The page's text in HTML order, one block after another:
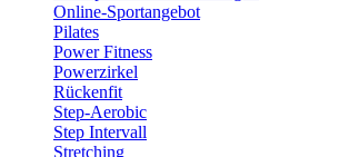
Online-Sportangebot
Pilates
Power Fitness
Powerzirkel
Rückenfit
Step-Aerobic
Step Intervall
Stretching